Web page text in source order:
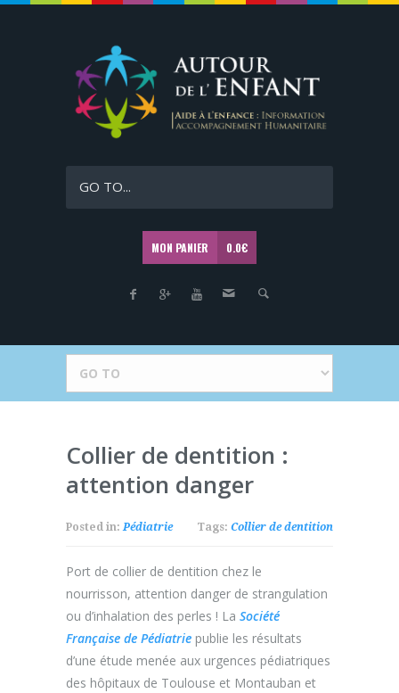
GO TO...
MON PANIER 0.0€
Collier de dentition :
attention danger
Posted in:Pédiatrie Tags: Collier de dentition
Port de collier de dentition chez le
nourrisson, attention danger de strangulation
ou d’inhalation des perles ! La Société
Française de Pédiatrie publie les résultats
d’une étude menée aux urgences pédiatriques
des hôpitaux de Toulouse et Montauban et